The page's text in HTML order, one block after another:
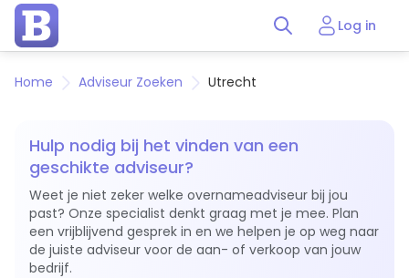
Log in
Home Adviseur Zoeken Utrecht
Hulp nodig bij het vinden van een
geschikte adviseur?
Weet je niet zeker welke overnameadviseur bij jou
past? Onze specialist denkt graag met je mee. Plan
een vrijblijvend gesprek in en we helpen je op weg naar
de juiste adviseur voor de aan- of verkoop van jouw
bedrijf.